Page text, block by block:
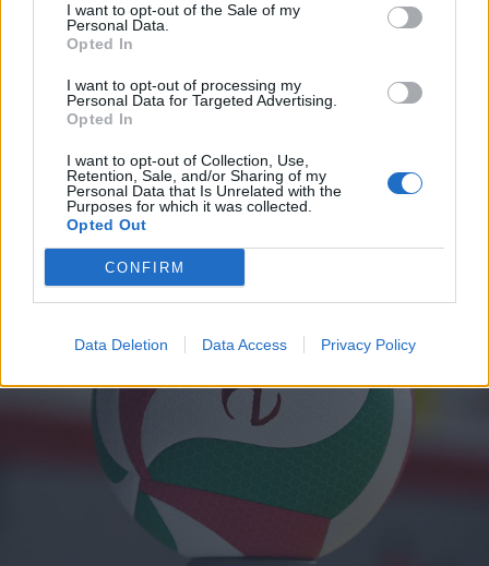
I want to opt-out of the Sale of my
Personal Data.
Opted In
I want to opt-out of processing my
Personal Data for Targeted Advertising.
Opted In
I want to opt-out of Collection, Use,
Retention, Sale, and/or Sharing of my
Personal Data that Is Unrelated with the
Purposes for which it was collected.
Opted Out
CONFIRM
Data Deletion Data Access Privacy Policy
ALTRE NOTIZIE DI BUSTO ARSIZIO